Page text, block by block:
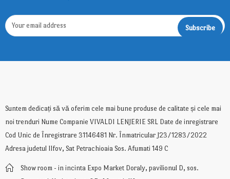
Suntem dedicați să vă oferim cele mai bune produse de calitate și cele mai
noi trenduri Nume Companie VIVALDI LENJERIE SRL Date de inregistrare
Cod Unic de Înregistrare 31146481 Nr. Înmatricular J23/1283/2022
Adresa judetul Ilfov, Sat Petrachioaia Sos. Afumati 149 C
Show room - in incinta Expo Market Doraly, pavilionul D, sos.